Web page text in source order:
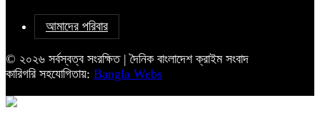
আমাদের পরিবার
© ২০২৬ সর্বস্বত্ব সংরক্ষিত | দৈনিক বাংলাদেশ ক্রাইম সংবাদ
কারিগরি সহযোগিতায়: Bangla Webs